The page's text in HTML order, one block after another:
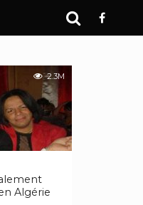
2.3M
Algérie